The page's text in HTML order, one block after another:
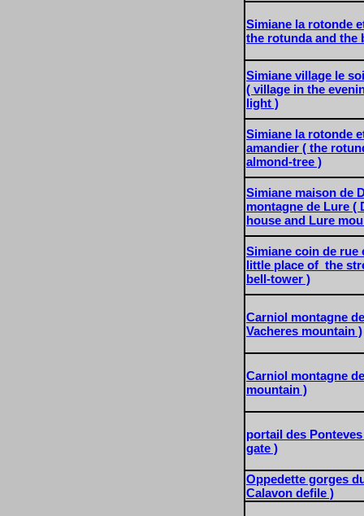
Simiane la rotonde
the rotunda and the
Simiane village le
( village in the
light )
Simiane la rotonde
amandier ( the
almond-tree )
Simiane maison de
montagne de Lure (
house and Lure
Simiane coin de rue
little place of the
bell-tower )
Carniol montagne
Vacheres mountain )
Carniol montagne
mountain )
portail des
gate )
Oppedette gorges
Calavon defile )